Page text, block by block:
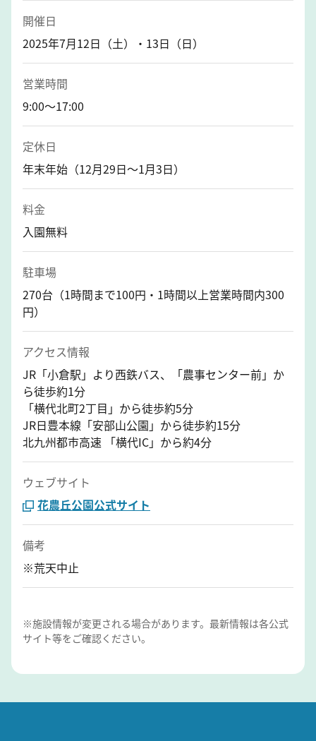
開催日
2025年7月12日（土）・13日（日）
営業時間
9:00～17:00
定休日
年末年始（12月29日～1月3日）
料金
入園無料
駐車場
270台（1時間まで100円・1時間以上営業時間内300
円）
アクセス情報
JR「小倉駅」より西鉄バス、「農事センター前」か
ら徒歩約1分
「横代北町2丁目」から徒歩約5分
JR日豊本線「安部山公園」から徒歩約15分
北九州都市高速 「横代IC」から約4分
ウェブサイト
花農丘公園公式サイト
備考
※荒天中止
※施設情報が変更される場合があります。最新情報は各公式
サイト等をご確認ください。